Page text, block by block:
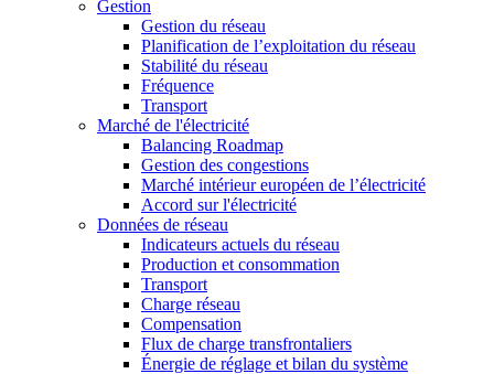
Gestion
Gestion du réseau
Planification de l’exploitation du réseau
Stabilité du réseau
Fréquence
Transport
Marché de l'électricité
Balancing Roadmap
Gestion des congestions
Marché intérieur européen de l’électricité
Accord sur l'électricité
Données de réseau
Indicateurs actuels du réseau
Production et consommation
Transport
Charge réseau
Compensation
Flux de charge transfrontaliers
Énergie de réglage et bilan du système